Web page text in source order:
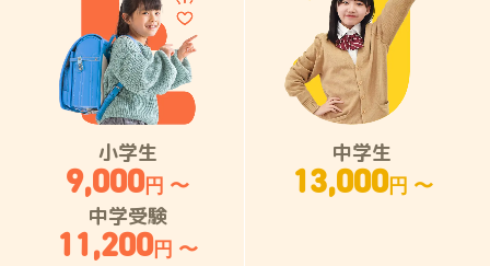
小学生
9,000円 〜
中学受験
11,200円 〜
中学生
13,000円 〜